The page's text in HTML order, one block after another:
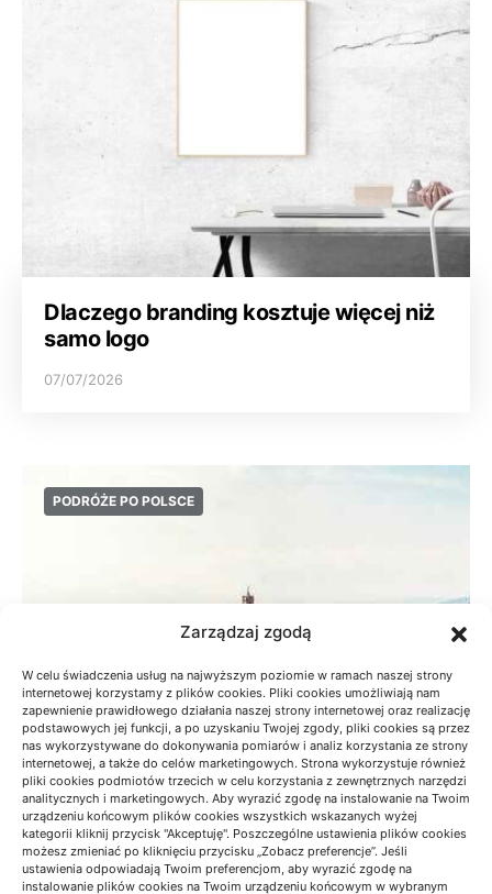
Zarządzaj zgodą
W celu świadczenia usług na najwyższym poziomie w ramach naszej strony
internetowej korzystamy z plików cookies. Pliki cookies umożliwiają nam
zapewnienie prawidłowego działania naszej strony internetowej oraz realizację
podstawowych jej funkcji, a po uzyskaniu Twojej zgody, pliki cookies są przez
nas wykorzystywane do dokonywania pomiarów i analiz korzystania ze strony
internetowej, a także do celów marketingowych. Strona wykorzystuje również
pliki cookies podmiotów trzecich w celu korzystania z zewnętrznych narzędzi
analitycznych i marketingowych. Aby wyrazić zgodę na instalowanie na Twoim
urządzeniu końcowym plików cookies wszystkich wskazanych wyżej
kategorii kliknij przycisk "Akceptuję". Poszczególne ustawienia plików cookies
możesz zmieniać po kliknięciu przycisku „Zobacz preferencje”. Jeśli
ustawienia odpowiadają Twoim preferencjom, aby wyrazić zgodę na
instalowanie plików cookies na Twoim urządzeniu końcowym w wybranym
Dlaczego branding kosztuje więcej niż
samo logo
07/07/2026
PODRÓŻE PO POLSCE
Radziejowa z Obidzy: czas przejścia i
przygotowanie